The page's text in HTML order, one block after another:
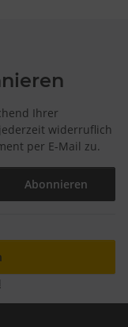
Ihrer
widerruflich
per E-Mail zu.
Abonnieren